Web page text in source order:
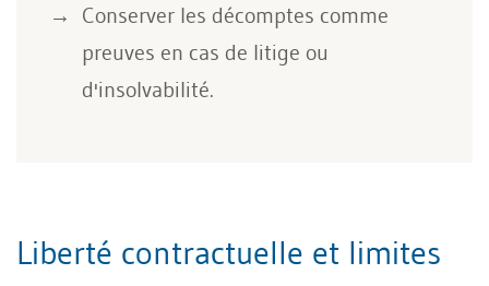
Conserver les décomptes comme
preuves en cas de litige ou
d'insolvabilité.
Liberté contractuelle et limites